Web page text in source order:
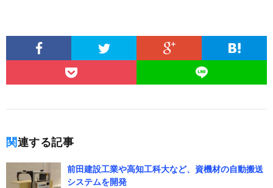
関連する記事
前田建設工業や高知工科大など、資機材の自動搬送
システムを開発